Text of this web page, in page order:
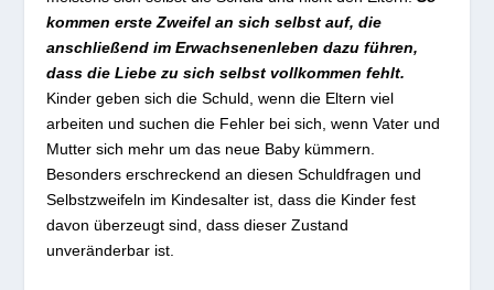
kommen erste Zweifel an sich selbst auf, die
anschließend im Erwachsenenleben dazu führen,
dass die Liebe zu sich selbst vollkommen fehlt.
Kinder geben sich die Schuld, wenn die Eltern viel
arbeiten und suchen die Fehler bei sich, wenn Vater und
Mutter sich mehr um das neue Baby kümmern.
Besonders erschreckend an diesen Schuldfragen und
Selbstzweifeln im Kindesalter ist, dass die Kinder fest
davon überzeugt sind, dass dieser Zustand
unveränderbar ist.